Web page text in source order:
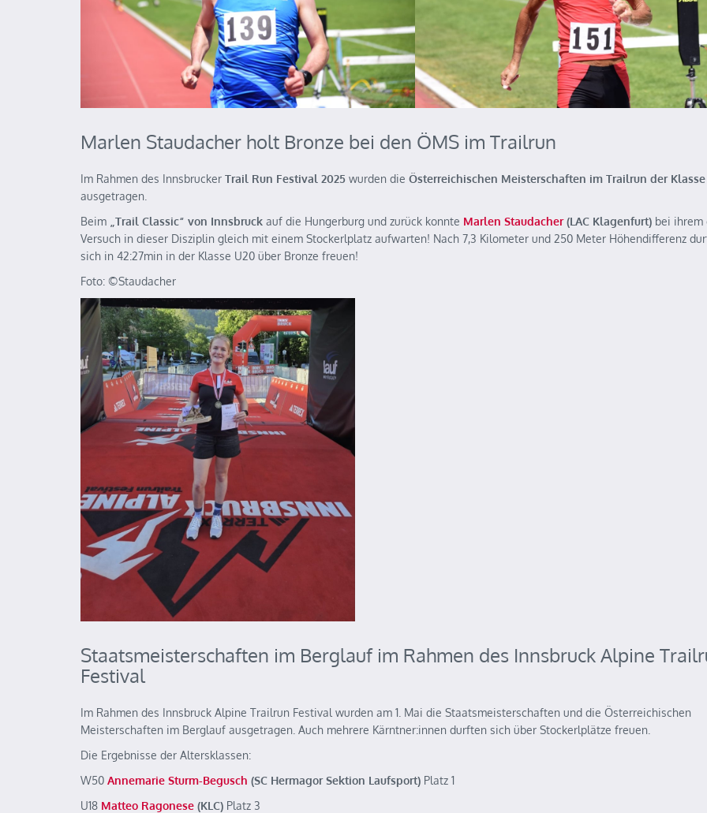
Marlen Staudacher holt Bronze bei den ÖMS im Trailrun
Im Rahmen des Innsbrucker Trail Run Festival 2025 wurden die Österreichischen Meisterschaften im Trailrun der Klasse
ausgetragen.
Beim
„Trail Classic“ von Innsbruck auf die Hungerburg und zurück konnte Marlen Staudacher(LAC Klagenfurt) bei ihrem
Versuch in dieser Disziplin gleich mit einem Stockerlplatz aufwarten! Nach 7,3 Kilometer und 250 Meter Höhendifferenz
sich in 42:27min in der Klasse U20 über Bronze freuen!
Foto: ©️Staudacher
Staatsmeisterschaften im Berglauf im Rahmen des Innsbruck Alpine
Festival
Im Rahmen des Innsbruck Alpine Trailrun Festival wurden am 1. Mai die Staatsmeisterschaften und die Österreichischen
Meisterschaften im Berglauf ausgetragen. Auch mehrere Kärntner:innen durften sich über Stockerlplätze freuen.
Die Ergebnisse der Altersklassen:
W50 Annemarie Sturm-Begusch (SC Hermagor Sektion Laufsport) Platz 1
U18 Matteo Ragonese (KLC) Platz 3